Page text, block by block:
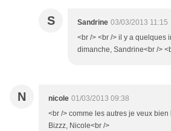
S Sandrine 03/03/2013 11:15
<br /> <br /> il y a quelques
dimanche, Sandrine<br />
N nicole 01/03/2013 09:38
<br /> comme les autres je veux
Bizzz, Nicole<br />